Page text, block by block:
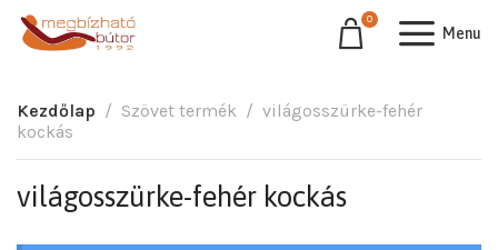
0
Menu
Kezdőlap Szövet termék
világosszürke-fehér
kockás
világosszürke-fehér kockás